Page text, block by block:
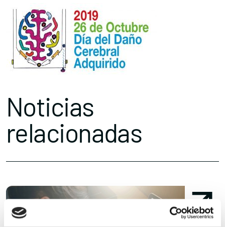
Noticias
relacionadas